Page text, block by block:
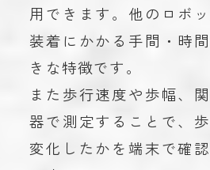
用できます。他のロボ
装着にかかる手間・時
きな特徴です。
また歩行速度や歩幅、
器で測定することで、
変化したかを端末で確